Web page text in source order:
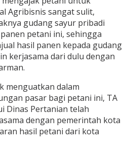
Agribisnis sangat sulit,
gudang sayur pribadi
petani ini, sehingga
hasil panen kepada gudang
kerjasama dari dulu dengan
menguatkan dalam
pasar bagi petani ini, TA
Dinas Pertanian telah
dengan pemerintah kota
hasil petani dari kota